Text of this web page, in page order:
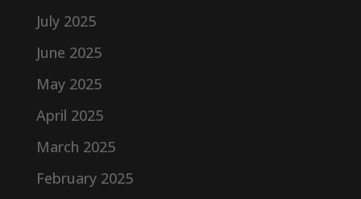
July 2025
June 2025
May 2025
April 2025
March 2025
February 2025